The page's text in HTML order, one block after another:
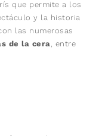
que permite a los
y la historia
las numerosas
de la cera, entre